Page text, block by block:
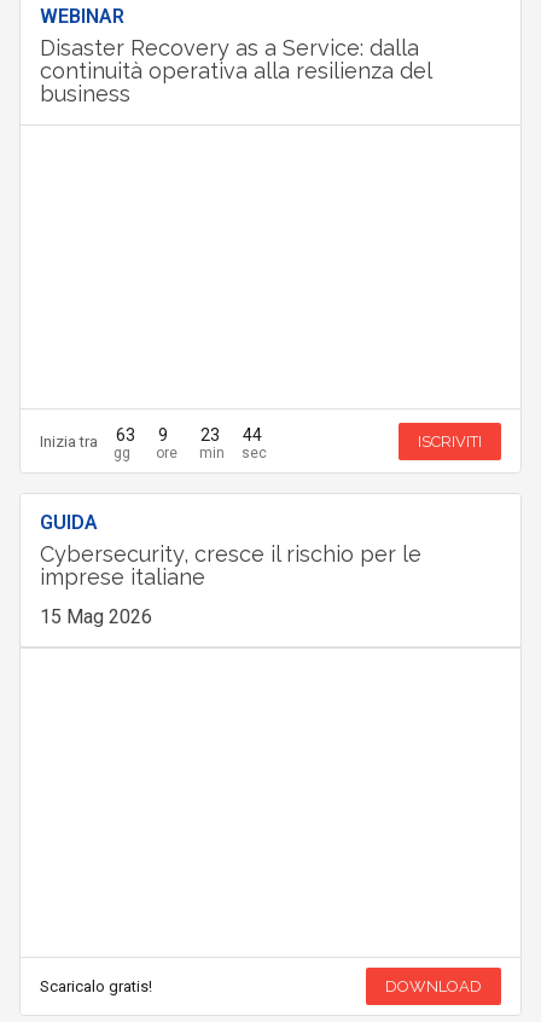
WEBINAR
Disaster Recovery as a Service: dalla
continuità operativa alla resilienza del
business
Inizia tra 63 9 23 43 ISCRIVITI
GUIDA
Cybersecurity, cresce il rischio per le
imprese italiane
15 Mag 2026
Scaricalo gratis! DOWNLOAD